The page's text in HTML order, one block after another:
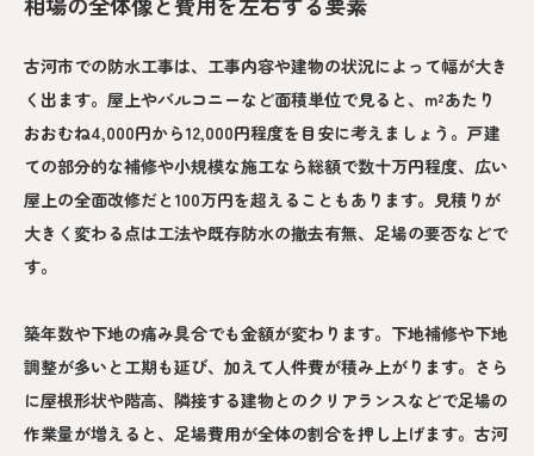
古河市での防水工事は、工事内容や建物の状況によって幅が大き
く出ます。屋上やバルコニーなど面積単位で見ると、m²あたり
おおむね4,000円から12,000円程度を目安に考えましょう。戸建
ての部分的な補修や小規模な施工なら総額で数十万円程度、広い
屋上の全面改修だと100万円を超えることもあります。見積りが
大きく変わる点は工法や既存防水の撤去有無、足場の要否などで
す。
築年数や下地の痛み具合でも金額が変わります。下地補修や下地
調整が多いと工期も延び、加えて人件費が積み上がります。さら
に屋根形状や階高、隣接する建物とのクリアランスなどで足場の
作業量が増えると、足場費用が全体の割合を押し上げます。古河